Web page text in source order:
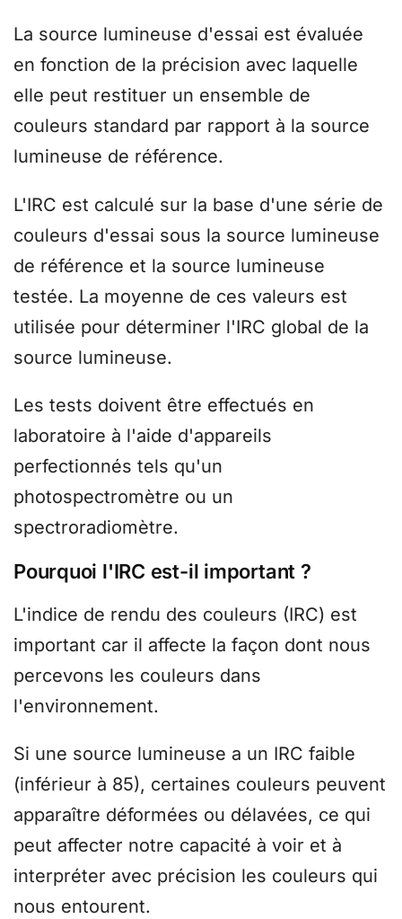
La source lumineuse d'essai est évaluée
en fonction de la précision avec laquelle
elle peut restituer un ensemble de
couleurs standard par rapport à la source
lumineuse de référence.
L'IRC est calculé sur la base d'une série de
couleurs d'essai sous la source lumineuse
de référence et la source lumineuse
testée. La moyenne de ces valeurs est
utilisée pour déterminer l'IRC global de la
source lumineuse.
Les tests doivent être effectués en
laboratoire à l'aide d'appareils
perfectionnés tels qu'un
photospectromètre ou un
spectroradiomètre.
Pourquoi l'IRC est-il important ?
L'indice de rendu des couleurs (IRC) est
important car il affecte la façon dont nous
percevons les couleurs dans
l'environnement.
Si une source lumineuse a un IRC faible
(inférieur à 85), certaines couleurs peuvent
apparaître déformées ou délavées, ce qui
peut affecter notre capacité à voir et à
interpréter avec précision les couleurs qui
nous entourent.